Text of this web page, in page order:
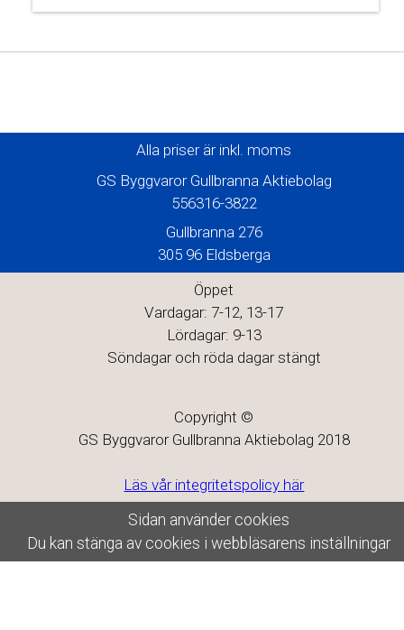
Alla priser är inkl. moms
GS Byggvaror Gullbranna Aktiebolag
556316-3822
Gullbranna 276
305 96 Eldsberga
Öppet
Vardagar: 7-12, 13-17
Lördagar: 9-13
Söndagar och röda dagar stängt
Copyright ©
GS Byggvaror Gullbranna Aktiebolag 2018
Läs vår integritetspolicy här
Sidan använder cookies
Du kan stänga av cookies i webbläsarens inställningar